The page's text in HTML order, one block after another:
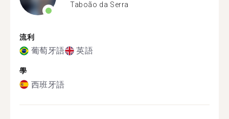
Taboão da Serra
流利
葡萄牙語 英語
學
西班牙語